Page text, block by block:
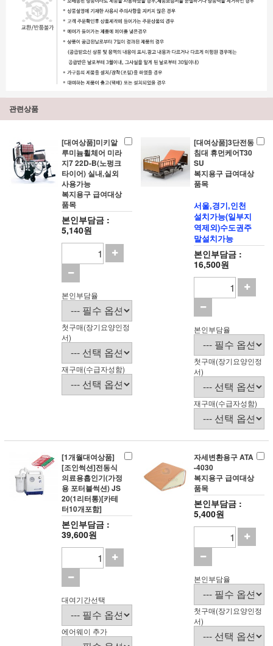
관련상품
[대여상품]미키알
루미늄휠체어 미라
지7 22D-B(노펑크
타이어) 실내,실외
사용가능
복지용구 급여대상
품목
본인부담금 :
5,140원
본인부담율
첫구매(장기요양인정
서)
재구매(수급자성함)
[대여상품]3단전동
침대 휴먼케어T30
SU
복지용구 급여대상
품목
서울,경기,인천
설치가능(일부지
역제외)수도권주
말설치가능
본인부담금 :
16,500원
본인부담율
첫구매(장기요양인정
서)
재구매(수급자성함)
[1개월대여상품]
[조인썩션]전동식
의료용흡인기(가정
용 포터블썩션) JS
20(1리터통)[카테
터10개포함]
본인부담금 :
39,600원
대여기간선택
에어웨이 추가
자세변환용구 ATA
-4030
복지용구 급여대상
품목
본인부담금 :
5,400원
본인부담율
첫구매(장기요양인정
서)